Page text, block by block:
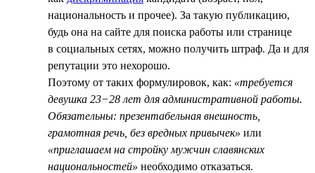
национальность и прочее). За такую публикацию,
будь она на сайте для поиска работы или странице
в социальных сетях, можно получить штраф. Да и для
репутации это нехорошо.
Поэтому от таких формулировок, как: «требуется
девушка 23−28 лет для административной работы.
Обязательны: презентабельная внешность,
грамотная речь, без вредных привычек» или
«приглашаем на стройку мужчин славянских
национальностей» необходимо отказаться.